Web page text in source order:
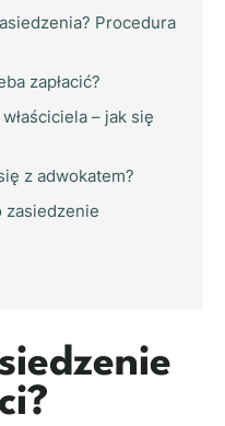
Procedura
zapłacić?
– jak się
z adwokatem?
zasiedzenie